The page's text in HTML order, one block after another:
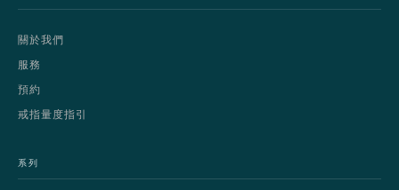
關於我們
服務
預約
戒指量度指引
系列